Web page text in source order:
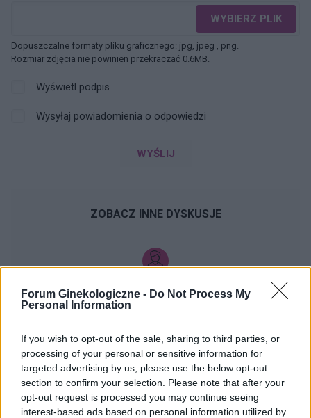
Forum Ginekologiczne - Do Not Process My
Personal Information
If you wish to opt-out of the sale, sharing to third parties, or
processing of your personal or sensitive information for
targeted advertising by us, please use the below opt-out
section to confirm your selection. Please note that after your
opt-out request is processed you may continue seeing
interest-based ads based on personal information utilized by
WYBIERZ PLIK
Dopuszczalne formaty pliku graficznego: jpg, jpeg , png.
Rozmiar zdjęcia nie powinien przekraczać 0.6MB.
Wyświetl podpis
Wysyłaj powiadomienia o odpowiedzi
WYŚLIJ
ZOBACZ INNE DYSKUSJE
xyz2345
Wyskoczył mi taki guzek na wardze sromowej
mniejszej, w dotyku jest to mała kulka która boli
gdy się dotyka. Co to może być ? Czy to źle
wygląda?
Forum: Ginekologia - forum dla rodziny i
pacjentki